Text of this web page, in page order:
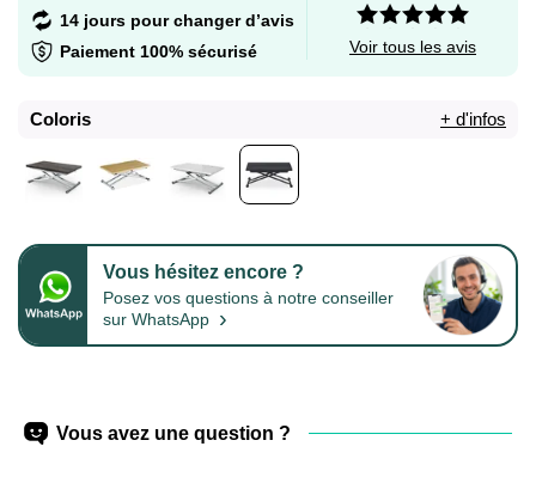
14 jours pour changer d’avis
Paiement 100% sécurisé
Voir tous les avis
Coloris + d'infos
Vous hésitez encore ?
Posez vos questions à notre conseiller
sur WhatsApp ›
Vous avez une question ?